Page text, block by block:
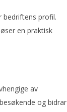
bedriftens profil.
en praktisk
av
og bidrar